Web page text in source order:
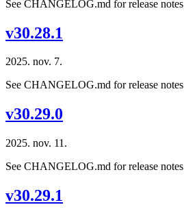
See CHANGELOG.md for release notes
v30.28.1
2025. nov. 7.
See CHANGELOG.md for release notes
v30.29.0
2025. nov. 11.
See CHANGELOG.md for release notes
v30.29.1